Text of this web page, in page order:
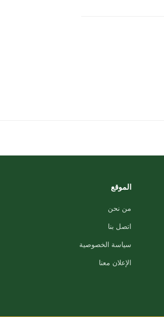
الموقع
من نحن
اتصل بنا
سياسة الخصوصية
الإعلان معنا